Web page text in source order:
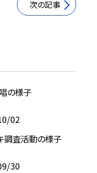
次の記事
の様子
02
調査活動の様子
30